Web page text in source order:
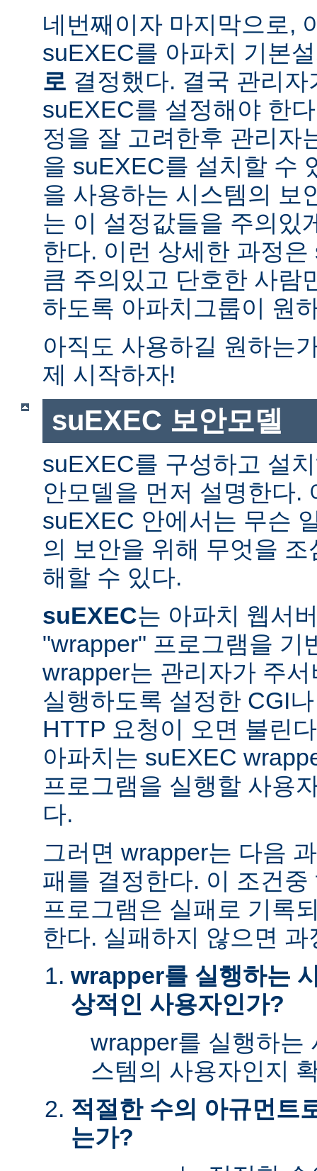
네번째이자 마지막으로,
suEXEC를 아파치 기본
로 결정했다. 결국 관리
suEXEC를 설정해야 한
정을 잘 고려한후 관리자
을 suEXEC를 설치할 수
을 사용하는 시스템의 보
는 이 설정값들을 주의있
한다. 이런 상세한 과정
큼 주의있고 단호한 사람
하도록 아파치그룹이 원
아직도 사용하길 원하는
제 시작하자!
suEXEC 보안모델
suEXEC를 구성하고 설
안모델을 먼저 설명한다.
suEXEC 안에서는 무슨
의 보안을 위해 무엇을
해할 수 있다.
suEXEC는 아파치 웹서
"wrapper" 프로그램을 기
wrapper는 관리자가 주
실행하도록 설정한 CGI
HTTP 요청이 오면 불린
아파치는 suEXEC
프로그램을 실행할 사용
다.
그러면 wrapper는 다음
패를 결정한다. 이 조건
프로그램은 실패로 기록
한다. 실패하지 않으면
wrapper를 실행하는
상적인 사용자인가?
wrapper를 실행하는
스템의 사용자인지
적절한 수의 아규먼트
는가?